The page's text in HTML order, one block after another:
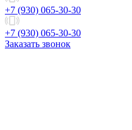
+7 (930) 065-30-30
+7 (930) 065-30-30
Заказать звонок